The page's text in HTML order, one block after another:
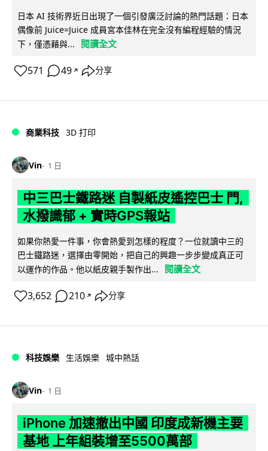
日本 AI 技術界近日出現了一個引發廣泛討論的熱門話題：日本
偶像前 Juice=Juice 成員宮本佳林在完全沒有編程經驗的情況
下，僅憑藉與...
閱讀全文
571 49 ↗ 分享
商業科技 3D 打印
Vin 1 日
中三巴士鐵路迷 自製紙皮遙控巴士 門,
水撥識郁 + 實時GPS報站
如果你熱愛一件事，你會熱愛到怎樣的程度？一位就讀中三的
巴士鐵路迷，選擇由零開始，把自己的興趣一步步變成真正可
以運作的作品。他以紙皮親手製作出...
閱讀全文
3,652 210 ↗ 分享
科技娛樂 生活娛樂 城中熱話
Vin 1 日
iPhone 加速撤出中國 印度成新機主要
基地 上年組裝增至5500萬部